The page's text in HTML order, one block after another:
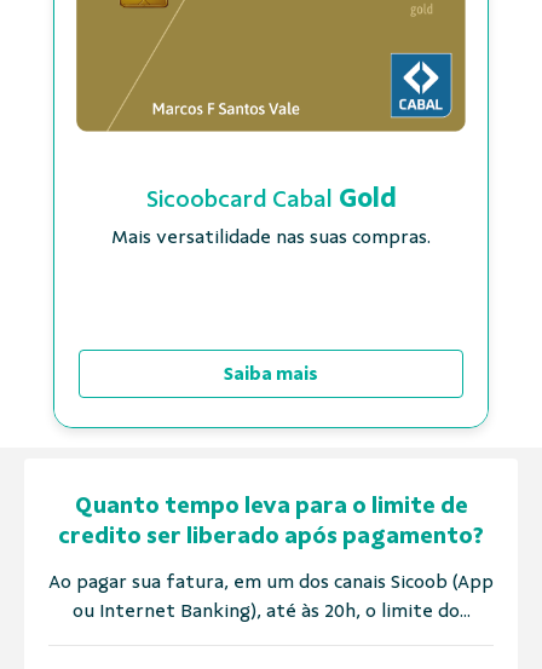
Sicoobcard Cabal Gold
Mais versatilidade nas suas compras.
Saiba mais
Quanto tempo leva para o limite de
credito ser liberado após pagamento?
Ao pagar sua fatura, em um dos canais Sicoob (App
ou Internet Banking), até às 20h, o limite do...